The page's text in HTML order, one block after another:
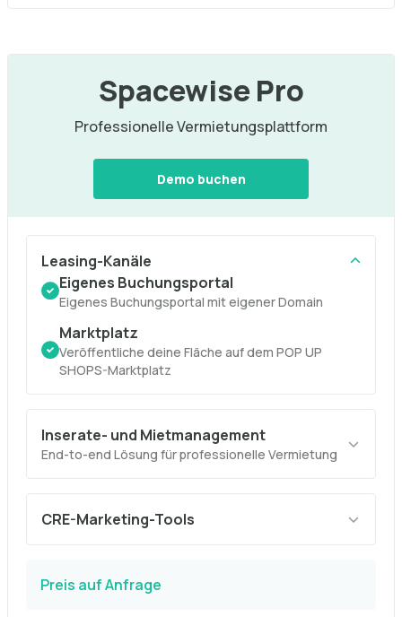
Spacewise Pro
Professionelle Vermietungsplattform
Demo buchen
Leasing-Kanäle
Eigenes Buchungsportal
Eigenes Buchungsportal mit eigener Domain
Marktplatz
Veröffentliche deine Fläche auf dem POP UP
SHOPS-Marktplatz
Inserate- und Mietmanagement
End-to-end Lösung für professionelle Vermietung
CRE-Marketing-Tools
Preis auf Anfrage